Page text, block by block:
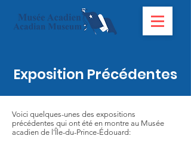
Exposition Précédentes
Voici quelques-unes des expositions
précédentes qui ont été en montre au Musée
acadien de l’Île-du-Prince-Édouard: